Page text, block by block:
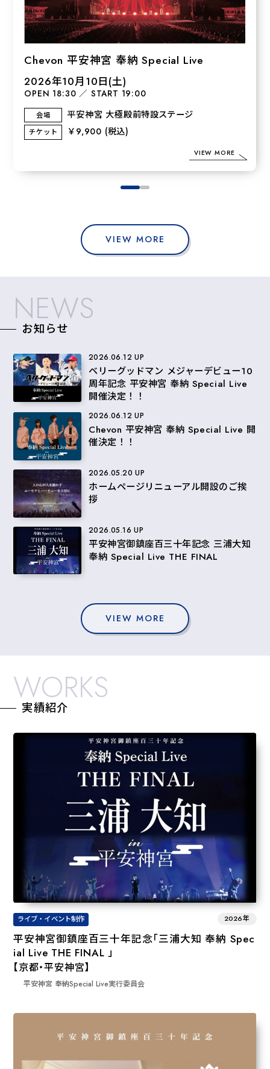
Chevon 平安神宮 奉納 Special Live
2026年10月10日(土)
OPEN 18:30 ／ START 19:00
会場 平安神宮 大極殿前特設ステージ
チケット ￥9,900 (税込)
VIEW MORE
VIEW MORE
NEWS
お知らせ
2026.06.12 UP
ベリーグッドマン メジャーデビュー10
周年記念 平安神宮 奉納 Special Live
開催決定！！
2026.06.12 UP
Chevon 平安神宮 奉納 Special Live 開
催決定！！
2026.05.20 UP
ホームページリニューアル開設のご挨
拶
2026.05.16 UP
平安神宮御鎮座百三十年記念 三浦大知
奉納 Special Live THE FINAL
VIEW MORE
WORKS
実績紹介
ライブ・イベント制作 2026年
平安神宮御鎮座百三十年記念「三浦大知 奉納 Spec
ial Live THE FINAL 」
【京都・平安神宮】
平安神宮 奉納Special Live実行委員会